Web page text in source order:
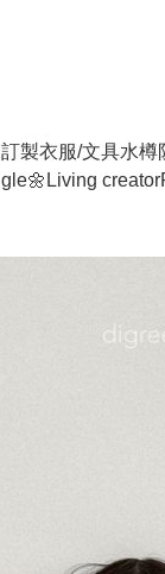
製衣服/文具水樽
Living creator